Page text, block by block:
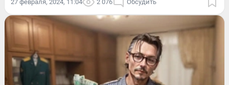
27 февраля, 2024, 11:04 2 076 Обсудить